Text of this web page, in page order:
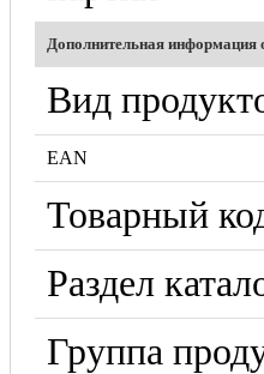
Дополнительная информация
Вид
EAN
Товарный
Раздел
Группа